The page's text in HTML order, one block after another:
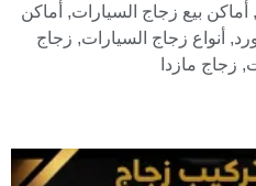
, أماكن بيع زجاج السيارات, أماكن
, أنواع زجاج السيارات, زجاج
, زجاج مازدا